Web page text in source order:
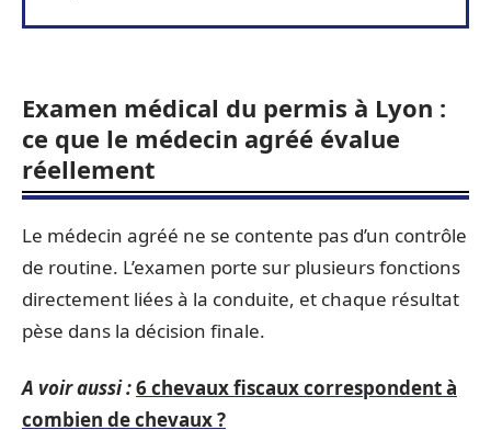
Examen médical du permis à Lyon :
ce que le médecin agréé évalue
réellement
Le médecin agréé ne se contente pas d’un contrôle
de routine. L’examen porte sur plusieurs fonctions
directement liées à la conduite, et chaque résultat
pèse dans la décision finale.
A voir aussi :6 chevaux fiscaux correspondent à
combien de chevaux ?